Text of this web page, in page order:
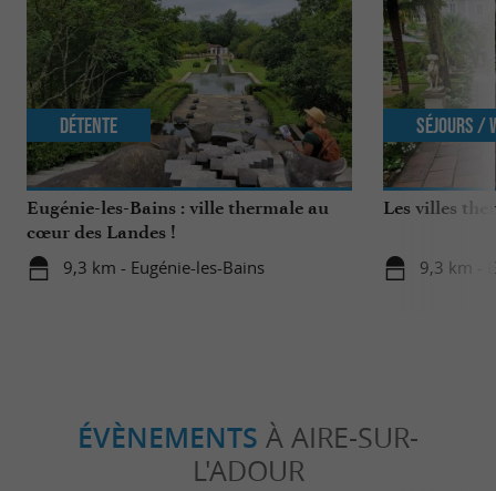
Eugénie-les-Bains : ville thermale au
cœur des Landes !
9,3 km - Eugénie-les-Bains
Détente
Les villes
9,3 km -
Séjours /
ÉVÈNEMENTS À AIRE-SUR-
L'ADOUR